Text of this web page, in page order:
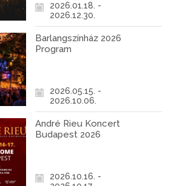
2026.01.18. -
2026.12.30.
Barlangszínház 2026
Program
2026.05.15. -
2026.10.06.
André Rieu Koncert
Budapest 2026
2026.10.16. -